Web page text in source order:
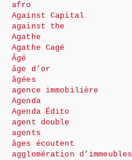
afro
Against Capital
against the
Agathe
Agathe Cagé
Âgé
âge d’or
âgées
agence immobilière
Agenda
Agenda Édito
agent double
agents
âges écoutent
agglomération d’immeubles